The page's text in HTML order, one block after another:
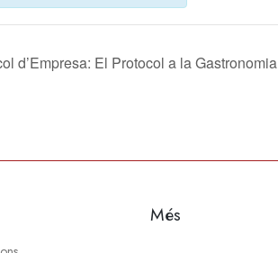
d’Empresa: El Protocol a la Gastronomia
Més